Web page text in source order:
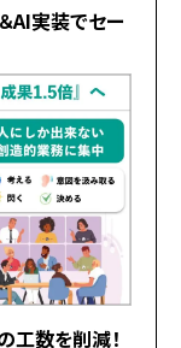
AI実装でセー
工数を削減！